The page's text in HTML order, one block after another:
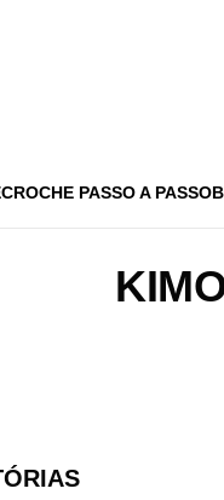
CROCHE PASSO A PASSO